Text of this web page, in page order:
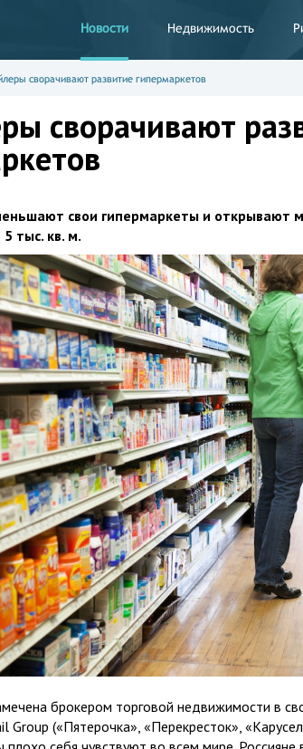
Новости Недвижимость
сворачивают развитие гипермаркетов
сворачивают
свои гипермаркеты и открывают
тыс. кв. м.
брокером торговой недвижимости в
Group («Пятерочка», «Перекресток»,